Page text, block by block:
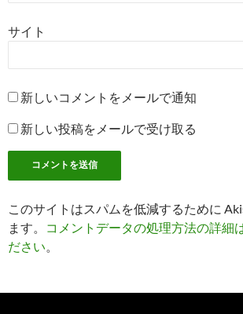
サイト
新しいコメントをメールで通知
新しい投稿をメールで受け取る
このサイトはスパムを低減するために
ます。
コメントデータの処理方法の詳細
ださい。